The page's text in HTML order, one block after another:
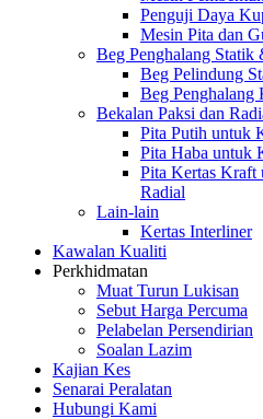
Penguji Daya
Mesin Pita dan
Beg Penghalang Statik
Beg Pelindung
Beg Penghalang
Bekalan Paksi dan
Pita Putih untuk
Pita Haba untuk
Pita Kertas Kraft
Radial
Lain-lain
Kertas Interliner
Kawalan Kualiti
Perkhidmatan
Muat Turun Lukisan
Sebut Harga Percuma
Pelabelan Persendirian
Soalan Lazim
Kajian Kes
Senarai Peralatan
Hubungi Kami